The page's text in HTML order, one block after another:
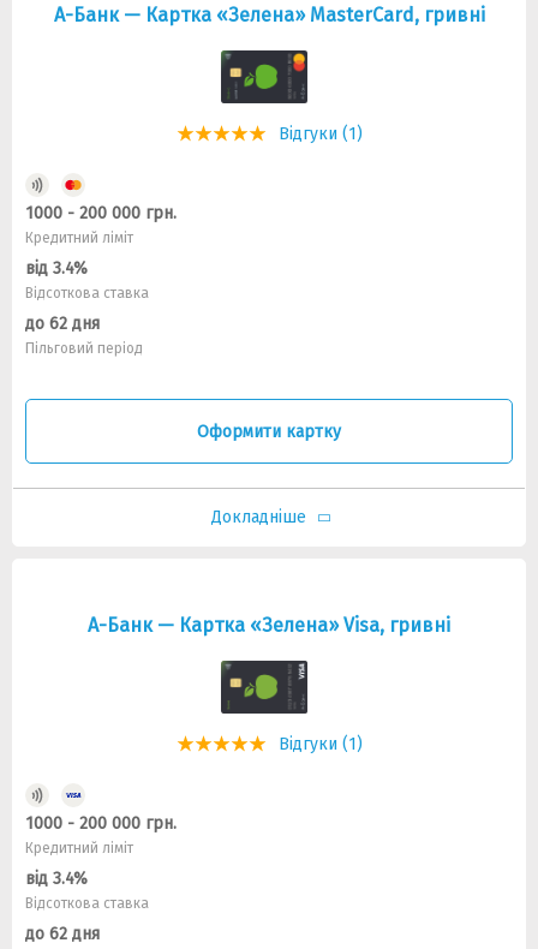
А-Банк — Картка «Зелена» MasterCard, гривні
Відгуки (1)
1000 - 200 000 грн.
Кредитний ліміт
від 3.4%
Відсоткова ставка
до 62 дня
Пільговий період
Оформити картку
Докладніше
А-Банк — Картка «Зелена» Visa, гривні
Відгуки (1)
1000 - 200 000 грн.
Кредитний ліміт
від 3.4%
Відсоткова ставка
до 62 дня